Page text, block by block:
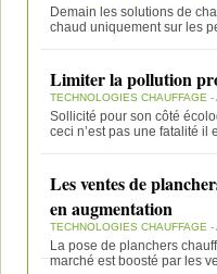
Demain les solutions de
chaud uniquement sur les
Limiter la pollution
TECHNOLOGIES CHAUFFAGE -
Sollicité pour son côté
ceci n’est pas une fatalité il
Les ventes de
en augmentation
TECHNOLOGIES CHAUFFAGE -
La pose de planchers
marché est boosté par les